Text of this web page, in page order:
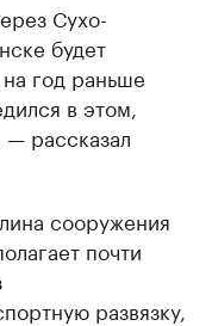
Сухо-
будет
год раньше
в этом,
— рассказал
сооружения
почти
развязку,